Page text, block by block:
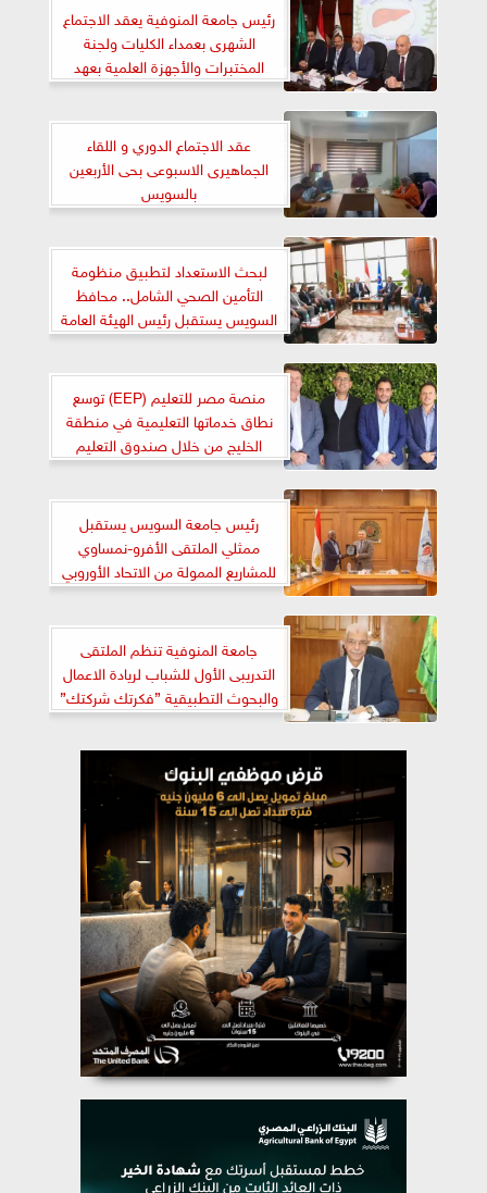
رئيس جامعة المنوفية يعقد الاجتماع
الشهرى بعمداء الكليات ولجنة
المختبرات والأجهزة العلمية بعهد
الكبد القومي
عقد الاجتماع الدوري و اللقاء
الجماهيرى الاسبوعى بحى الأربعين
بالسويس
لبحث الاستعداد لتطبيق منظومة
التأمين الصحي الشامل.. محافظ
السويس يستقبل رئيس الهيئة العامة
للإعتماد والرقابة الصحية
منصة مصر للتعليم (EEP) توسع
نطاق خدماتها التعليمية في منطقة
الخليج من خلال صندوق التعليم
السعودي بقيمة 300 مليون دولار
رئيس جامعة السويس يستقبل
ممثلي الملتقى الأفرو-نمساوي
للمشاريع الممولة من الاتحاد الأوروبي
جامعة المنوفية تنظم الملتقى
التدريبى الأول للشباب لريادة الاعمال
والبحوث التطبيقية ”فكرتك شركتك”